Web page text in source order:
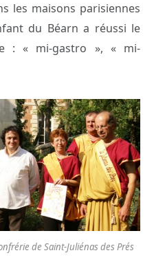
les maisons parisiennes
du Béarn a réussi le
: « mi-gastro », « mi-
de Saint-Juliénas des Prés